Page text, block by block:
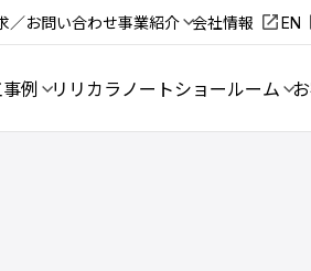
／お問い合わせ事業紹介 会社情報 EN
例 リリカラノートショールーム